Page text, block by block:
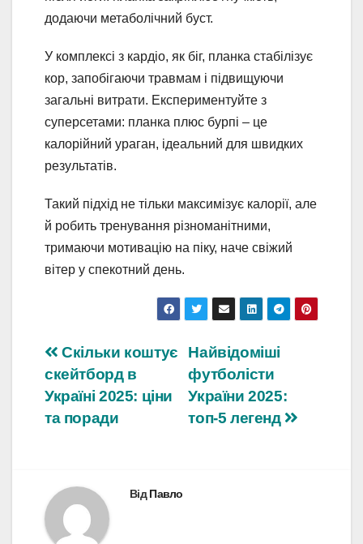
додаючи метаболічний буст.
У комплексі з кардіо, як біг, планка стабілізує
кор, запобігаючи травмам і підвищуючи
загальні витрати. Експериментуйте з
суперсетами: планка плюс бурпі – це
калорійний ураган, ідеальний для швидких
результатів.
Такий підхід не тільки максимізує калорії, але
й робить тренування різноманітними,
тримаючи мотивацію на піку, наче свіжий
вітер у спекотний день.
Навігація
записів
Найвідоміші
футболісти
України 2025:
топ-5 легенд
Скільки коштує
скейтборд в
Україні 2025: ціни
та поради
ВідПавло